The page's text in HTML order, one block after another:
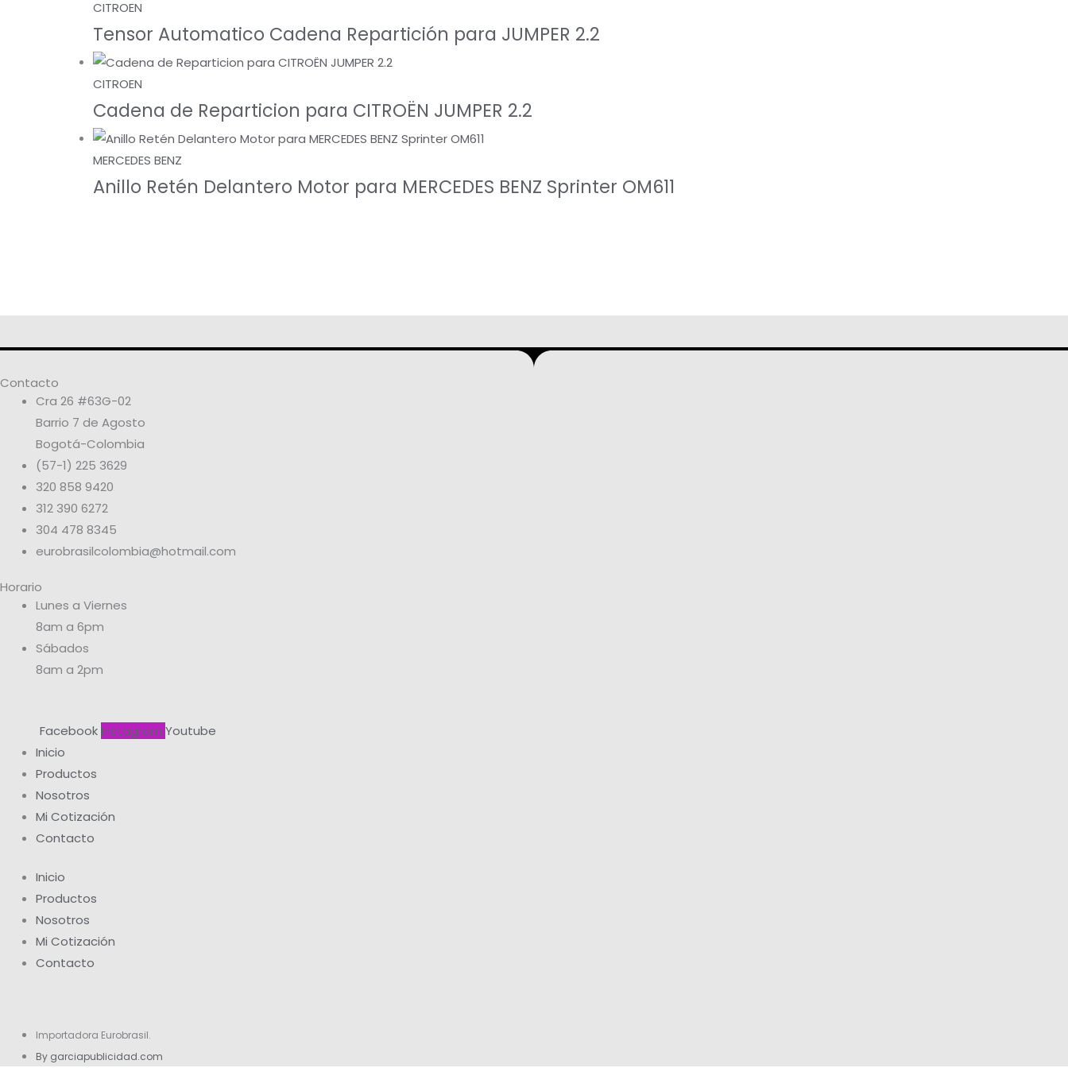
CITROEN
Tensor Automatico Cadena Repartición para JUMPER 2.2
CITROEN
Cadena de Reparticion para CITROËN JUMPER 2.2
MERCEDES BENZ
Anillo Retén Delantero Motor para MERCEDES BENZ Sprinter OM611
Contacto
Cra 26 #63G-02
Barrio 7 de Agosto
Bogotá-Colombia
(57-1) 225 3629
320 858 9420
312 390 6272
304 478 8345
eurobrasilcolombia@hotmail.com
Horario
Lunes a Viernes
8am a 6pm
Sábados
8am a 2pm
Facebook Instagram Youtube
Inicio
Productos
Nosotros
Mi Cotización
Contacto
Inicio
Productos
Nosotros
Mi Cotización
Contacto
Importadora Eurobrasil.
By garciapublicidad.com